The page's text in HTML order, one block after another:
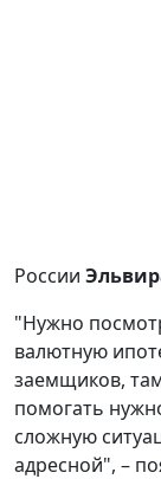
России
"Нужно
валютную
заемщиков,
помогать
сложную
адресной", –